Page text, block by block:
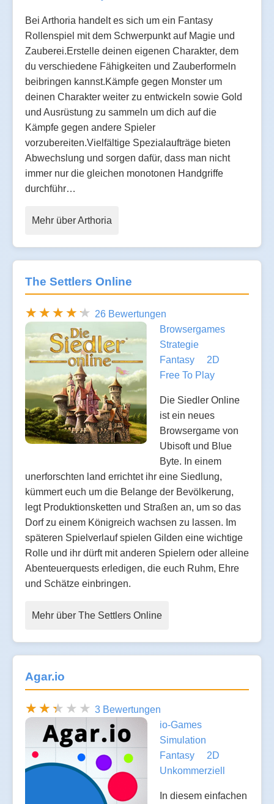
Bei Arthoria handelt es sich um ein Fantasy
Rollenspiel mit dem Schwerpunkt auf Magie und
Zauberei.Erstelle deinen eigenen Charakter, dem
du verschiedene Fähigkeiten und Zauberformeln
beibringen kannst.Kämpfe gegen Monster um
deinen Charakter weiter zu entwickeln sowie Gold
und Ausrüstung zu sammeln um dich auf die
Kämpfe gegen andere Spieler
vorzubereiten.Vielfältige Spezialaufträge bieten
Abwechslung und sorgen dafür, dass man nicht
immer nur die gleichen monotonen Handgriffe
durchführ…
Mehr über Arthoria
The Settlers Online
26 Bewertungen
Browsergames
Strategie
Fantasy
2D
Free To Play
Die Siedler Online
ist ein neues
Browsergame von
Ubisoft und Blue
Byte. In einem
unerforschten land errichtet ihr eine Siedlung,
kümmert euch um die Belange der Bevölkerung,
legt Produktionsketten und Straßen an, um so das
Dorf zu einem Königreich wachsen zu lassen. Im
späteren Spielverlauf spielen Gilden eine wichtige
Rolle und ihr dürft mit anderen Spielern oder alleine
Abenteuerquests erledigen, die euch Ruhm, Ehre
und Schätze einbringen.
Mehr über The Settlers Online
Agar.io
3 Bewertungen
io-Games
Simulation
Fantasy
2D
Unkommerziell
In diesem einfachen